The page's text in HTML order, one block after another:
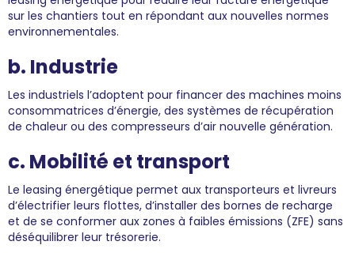
sur les chantiers tout en répondant aux nouvelles normes
environnementales.
b. Industrie
Les industriels l’adoptent pour financer des machines moins
consommatrices d’énergie, des systèmes de récupération
de chaleur ou des compresseurs d’air nouvelle génération.
c. Mobilité et transport
Le leasing énergétique permet aux transporteurs et livreurs
d’électrifier leurs flottes, d’installer des bornes de recharge
et de se conformer aux zones à faibles émissions (ZFE) sans
déséquilibrer leur trésorerie.